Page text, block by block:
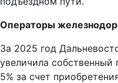
Операторы
За 2025 год
увеличила собственный
5% за счет